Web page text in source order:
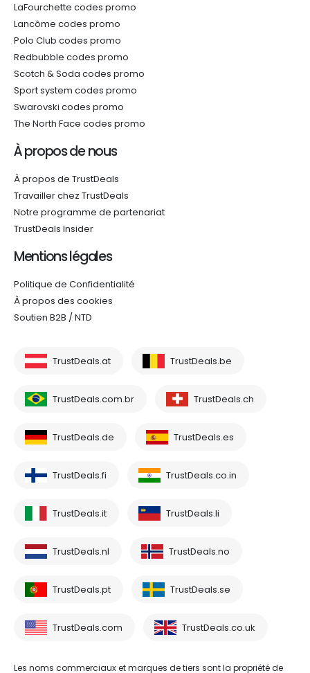
LaFourchette codes promo
Lancôme codes promo
Polo Club codes promo
Redbubble codes promo
Scotch & Soda codes promo
Sport system codes promo
Swarovski codes promo
The North Face codes promo
À propos de nous
À propos de TrustDeals
Travailler chez TrustDeals
Notre programme de partenariat
TrustDeals Insider
Mentions légales
Politique de Confidentialité
À propos des cookies
Soutien B2B / NTD
TrustDeals.at TrustDeals.be
TrustDeals.com.br TrustDeals.ch
TrustDeals.de TrustDeals.es
TrustDeals.fi TrustDeals.co.in
TrustDeals.it TrustDeals.li
TrustDeals.nl TrustDeals.no
TrustDeals.pt TrustDeals.se
TrustDeals.com TrustDeals.co.uk
Les noms commerciaux et marques de tiers sont la propriété de